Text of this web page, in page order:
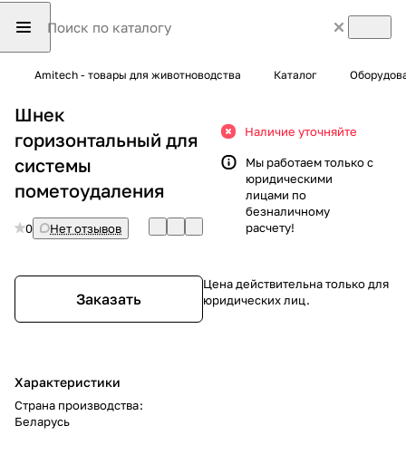
Amitech - товары для животноводства Каталог
Шнек
горизонтальный для
системы
пометоудаления
0 Нет отзывов
Заказать
Характеристики
Страна производства:
Беларусь
Наличие уточняйте
Мы работаем только с
юридическими
лицами по
безналичному
расчету!
Цена действительна только для
юридических лиц.